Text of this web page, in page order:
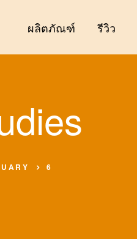
ผลิตภัณฑ์ รีวิว
6